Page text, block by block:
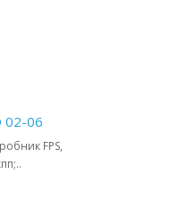
02-06
FPS,